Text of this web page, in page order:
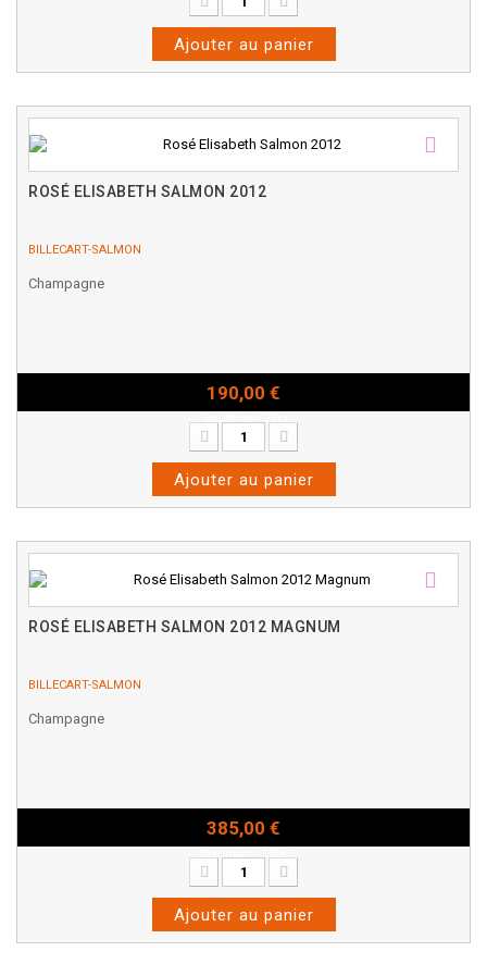
Ajouter au panier
ROSÉ ELISABETH SALMON 2012
BILLECART-SALMON
Champagne
190,00 €
Ajouter au panier
ROSÉ ELISABETH SALMON 2012 MAGNUM
BILLECART-SALMON
Champagne
385,00 €
Ajouter au panier